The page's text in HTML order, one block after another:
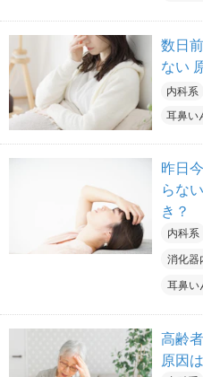
数日
ない
内科系
耳鼻い
昨日
らな
き？
内科系
消化器
耳鼻い
高齢
原因